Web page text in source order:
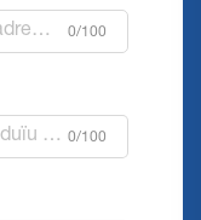
0/100
0/100